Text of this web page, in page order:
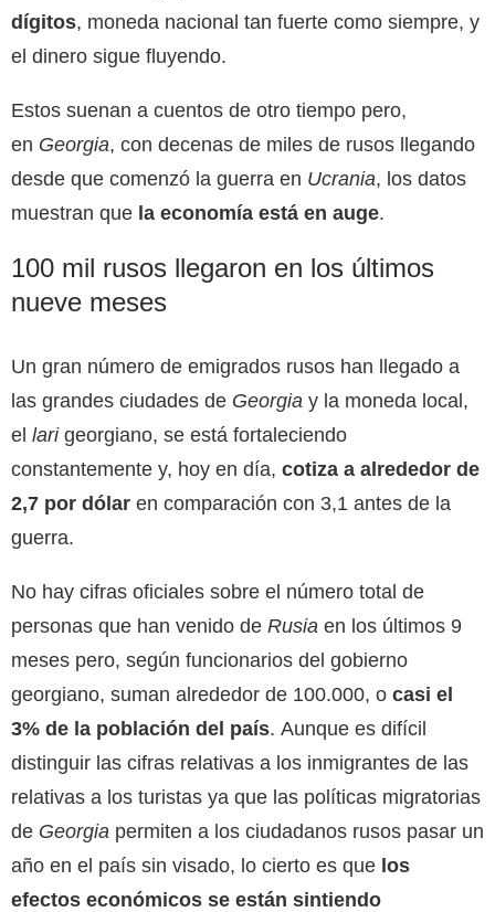
dígitos, moneda nacional tan fuerte como siempre, y
el dinero sigue fluyendo.
Estos suenan a cuentos de otro tiempo pero,
en Georgia, con decenas de miles de rusos llegando
desde que comenzó la guerra en Ucrania, los datos
muestran que la economía está en auge.
100 mil rusos llegaron en los últimos
nueve meses
Un gran número de emigrados rusos han llegado a
las grandes ciudades de Georgia y la moneda local,
el larigeorgiano, se está fortaleciendo
constantemente y, hoy en día, cotiza a alrededor de
2,7 por dólar en comparación con 3,1 antes de la
guerra.
No hay cifras oficiales sobre el número total de
personas que han venido de Rusia en los últimos 9
meses pero, según funcionarios del gobierno
georgiano, suman alrededor de 100.000, o casi el
3% de la población del país. Aunque es difícil
distinguir las cifras relativas a los inmigrantes de las
relativas a los turistas ya que las políticas migratorias
de Georgia permiten a los ciudadanos rusos pasar un
año en el país sin visado, lo cierto es que los
efectos económicos se están sintiendo